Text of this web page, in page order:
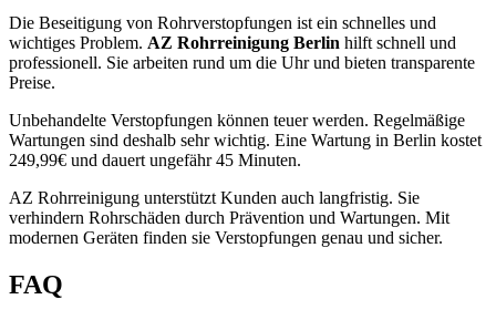
Die Beseitigung von Rohrverstopfungen ist ein schnelles und
wichtiges Problem. AZ Rohrreinigung Berlin hilft schnell und
professionell. Sie arbeiten rund um die Uhr und bieten transparente
Preise.
Unbehandelte Verstopfungen können teuer werden. Regelmäßige
Wartungen sind deshalb sehr wichtig. Eine Wartung in Berlin kostet
249,99€ und dauert ungefähr 45 Minuten.
AZ Rohrreinigung unterstützt Kunden auch langfristig. Sie
verhindern Rohrschäden durch Prävention und Wartungen. Mit
modernen Geräten finden sie Verstopfungen genau und sicher.
FAQ